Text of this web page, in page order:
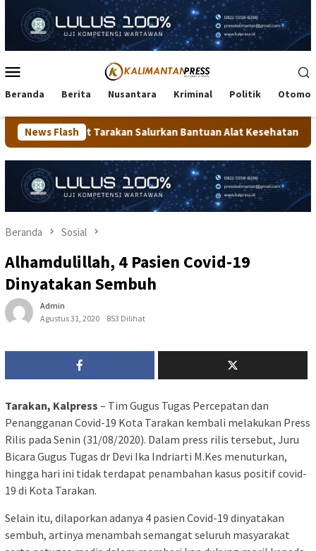
konten
Mobile
Beranda Berita Nusantara Kriminal Politik
News Flash
Salurkan Bantuan Alat Kesehatan dan Dorong Kemandirian
Beranda Sosial
Alhamdulillah, 4 Pasien Covid-19
Dinyatakan Sembuh
Admin
Agustus 31, 2020
853 Dilihat
Tarakan, Kalpress – Tim Gugus Tugas Percepatan dan
Penangganan Covid-19 Kota Tarakan kembali melakukan Press
Rilis pada Senin (31/08/2020). Dalam press rilis tersebut, Juru
Bicara Gugus Tugas dr Devi Ika Indriarti M.Kes menuturkan,
hingga hari ini tidak terdapat penambahan kasus positif covid-
19 di Kota Tarakan.
Selain itu, dilaporkan adanya 4 pasien Covid-19 dinyatakan
sembuh, artinya menambah semangat seluruh masyarakat